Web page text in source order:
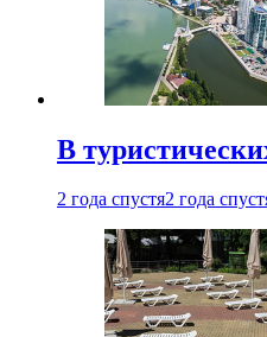
В
2 года спустя2 года